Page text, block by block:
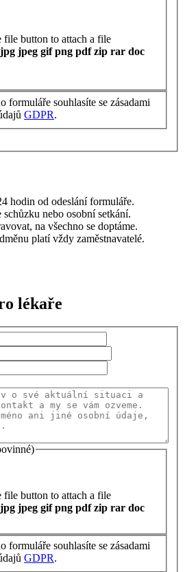
file button to attach a file
jpeg gif png pdf zip rar doc
formuláře souhlasíte se zásadami
GDPR.
hodin od odeslání formuláře.
nebo osobní setkání.
na všechno se doptáme.
platí vždy zaměstnavatelé.
lékaře
file button to attach a file
jpeg gif png pdf zip rar doc
formuláře souhlasíte se zásadami
GDPR.